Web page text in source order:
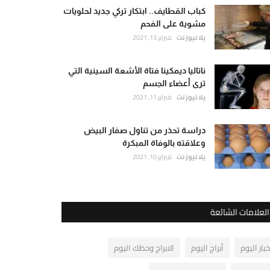
كباب القطايف.. ابتكار تركي جديد لحلويات
مشوية على الفحم
يلا نيوز نت فبراير 13, 2021
ناتاليا ديمكينا فتاة الأشعة السينية التي
ترى أعضاء الجسم
يلا نيوز نت فبراير 11, 2021
دراسة تحذر من تناول صفار البيض
وعلاقته بالوفاة المبكرة
يلا نيوز نت فبراير 10, 2021
العلامات الشائعة
اليوم أبراج اليوم
الابراج وحظك اليوم